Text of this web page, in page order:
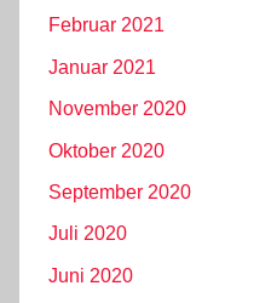
Februar 2021
Januar 2021
November 2020
Oktober 2020
September 2020
Juli 2020
Juni 2020